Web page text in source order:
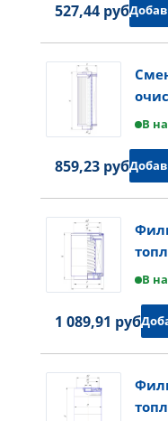
527,44 руб.
В
859,23 руб.
В
1 089,91 руб.